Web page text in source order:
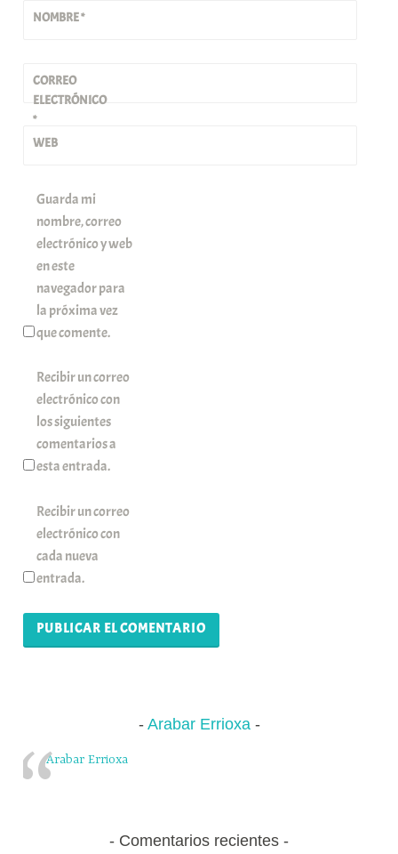
NOMBRE*
CORREO
ELECTRÓNICO
*
WEB
Guarda mi
nombre, correo
electrónico y web
en este
navegador para
la próxima vez
que comente.
Recibir un correo
electrónico con
los siguientes
comentarios a
esta entrada.
Recibir un correo
electrónico con
cada nueva
entrada.
Arabar Errioxa
Arabar Errioxa
Comentarios recientes